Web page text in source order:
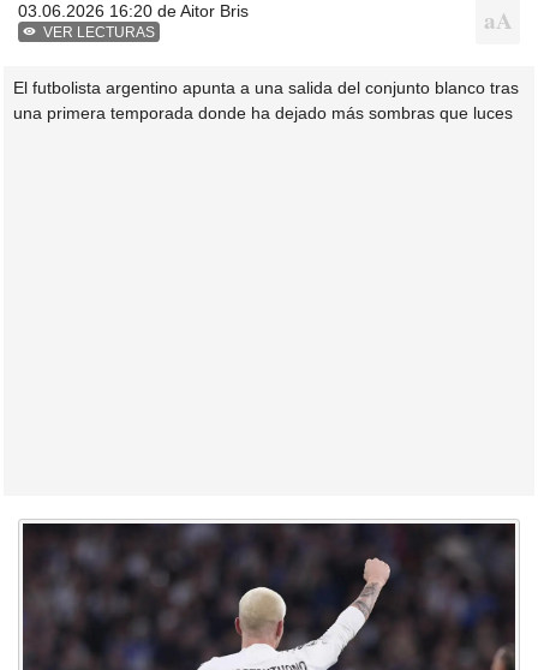
03.06.2026 16:20 deAitor Bris
VER LECTURAS
El futbolista argentino apunta a una salida del conjunto blanco tras
una primera temporada donde ha dejado más sombras que luces